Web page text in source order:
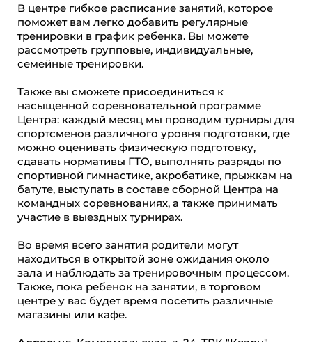
В центре гибкое расписание занятий, которое
поможет вам легко добавить регулярные
тренировки в график ребенка. Вы можете
рассмотреть групповые, индивидуальные,
семейные тренировки.
Также вы сможете присоединиться к
насыщенной соревновательной программе
Центра: каждый месяц мы проводим турниры для
спортсменов различного уровня подготовки, где
можно оценивать физическую подготовку,
сдавать нормативы ГТО, выполнять разряды по
спортивной гимнастике, акробатике, прыжкам на
батуте, выступать в составе сборной Центра на
командных соревнованиях, а также принимать
участие в выездных турнирах.
Во время всего занятия родители могут
находиться в открытой зоне ожидания около
зала и наблюдать за тренировочным процессом.
Также, пока ребенок на занятии, в торговом
центре у вас будет время посетить различные
магазины или кафе.